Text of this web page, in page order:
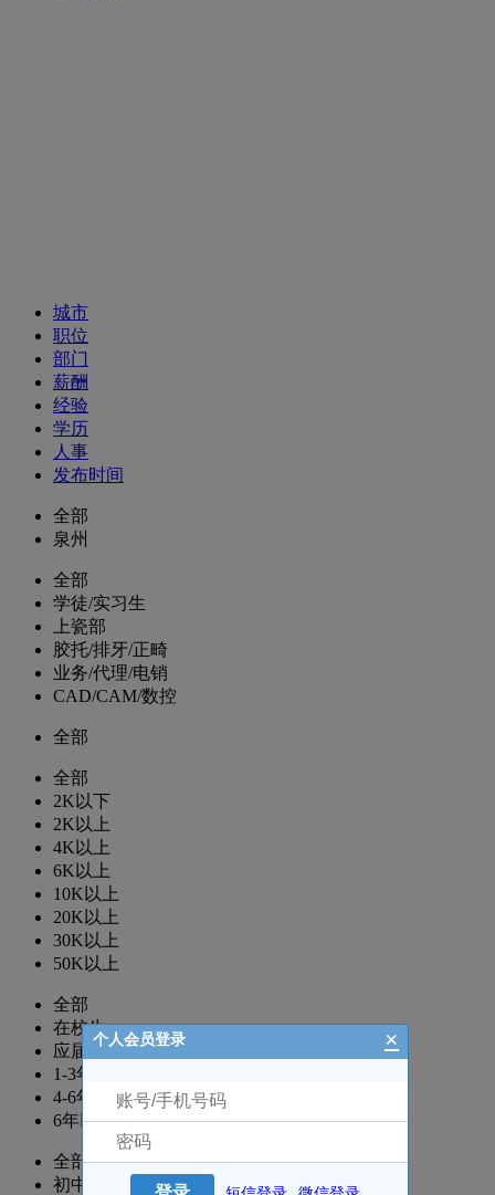
城市
职位
部门
薪酬
经验
学历
人事
发布时间
全部
泉州
全部
学徒/实习生
上瓷部
胶托/排牙/正畸
业务/代理/电销
CAD/CAM/数控
全部
全部
2K以下
2K以上
4K以上
6K以上
10K以上
20K以上
30K以上
50K以上
全部
在校生
应届生
1-3年
4-6年
6年以上
全部
初中
个人会员登录 ×